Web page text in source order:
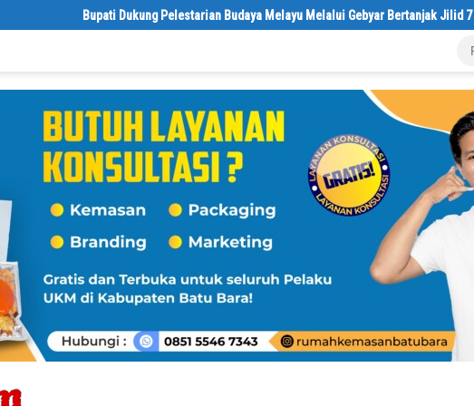
Bupati Dukung Pelestarian Budaya Melayu Melalui Gebyar Bertanjak Jilid 7 Tahun 2026